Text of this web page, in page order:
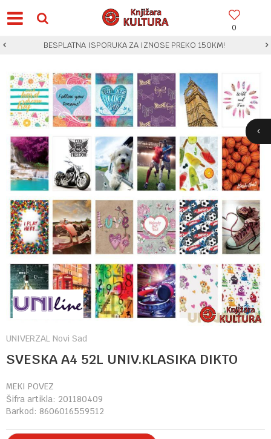
0
BESPLATNA ISPORUKA ZA IZNOSE PREKO 150KM!
UNIVERZAL Novi Sad
SVESKA A4 52L UNIV.KLASIKA DIKTO
MEKI POVEZ
Šifra artikla: 201180409
Barkod: 8606016559512